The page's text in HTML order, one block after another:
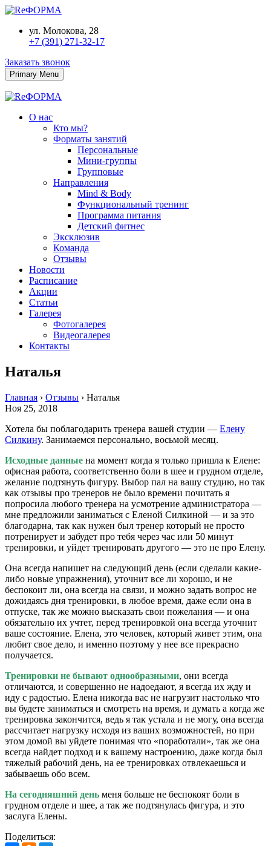
ул. Молокова, 28
+7 (391) 271-32-17
Заказать звонок
Primary Menu
О нас
Кто мы?
Форматы занятий
Персональные
Мини-группы
Групповые
Направления
Mind & Body
Функциональный тренинг
Программа питания
Детский фитнес
Эксклюзив
Команда
Отзывы
Новости
Расписание
Акции
Статьи
Галерея
Фотогалерея
Видеогалерея
Контакты
Наталья
Главная › Отзывы › Наталья
Ноя 25, 2018
Хотела бы поблагодарить тренера вашей студии — Елену
Силкину. Занимаемся персонально, восьмой месяц.
Исходные данные на момент когда я только пришла к Елене:
офисная работа, соответственно боли в шее и грудном отделе,
желание подтянуть фигуру. Выбор пал на вашу студию, но так
как отзывы про тренеров не было времени почитать я
попросила любого тренера на усмотрение администратора —
мне предложили заниматься с Еленой Силкиной — и за это
благодарна, так как нужен был тренер который не просто
потренирует и забудет про тебя через час или 50 минут
тренировки, и уйдет тренировать другого — это не про Елену.
Она всегда напишет на следующий день (если сделали какие-
либо новые упражнения), уточнит все ли хорошо, и не
беспокоит ли, она всегда на связи, и можно задать вопрос не
дожидаясь дня тренировки, в любое время, даже если она в
отпуске, так же можно высказать свои пожелания — и она
обязательно их учтет, перед тренировкой она всегда уточнит
ваше состояние. Елена, это человек, который живет этим, она
любит свое дело, и именно поэтому у нее все прекрасно
получается.
Тренировки не бывают однообразными, они всегда
отличаются, и совершенно не надоедают, я всегда их жду и
иду с радостью. Елена никогда вас не нагрузит настолько что
вы будете заниматься и смотреть на время, и думать а когда же
тренировка закончится, ведь я так устала и не могу, она всегда
рассчитает нагрузку исходя из ваших возможностей, но при
этом домой вы уйдете понимая что «поработали», так же она
всегда найдет подход и к вашему настроению, даже когда был
тяжелый рабочий день, на ее тренировках отвлекаешься и
забываешь обо всем.
На сегодняшний день меня больше не беспокоят боли в
грудном отделе и шее, а так же подтянулась фигура, и это
заслуга Елены.
Поделиться: